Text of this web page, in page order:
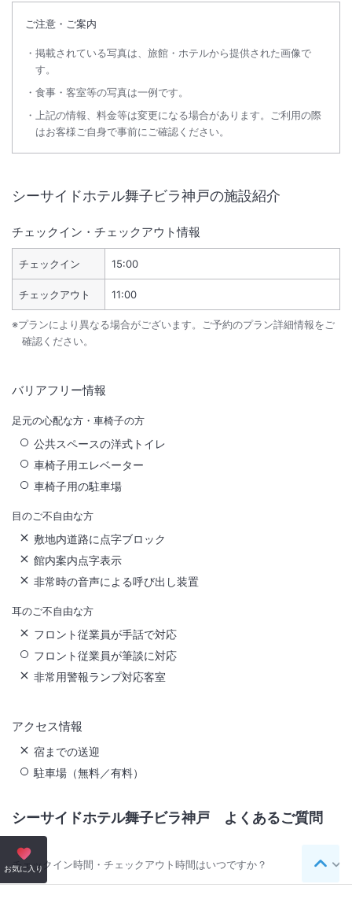
ご注意・ご案内
掲載されている写真は、旅館・ホテルから提供された画像で
す。
食事・客室等の写真は一例です。
上記の情報、料金等は変更になる場合があります。ご利用の際
はお客様ご自身で事前にご確認ください。
シーサイドホテル舞子ビラ神戸の施設紹介
チェックイン・チェックアウト情報
チェックイン 15:00
チェックアウト 11:00
※プランにより異なる場合がございます。ご予約のプラン詳細情報をご
確認ください。
バリアフリー情報
足元の心配な方・車椅子の方
公共スペースの洋式トイレ
車椅子用エレベーター
車椅子用の駐車場
目のご不自由な方
敷地内道路に点字ブロック
館内案内点字表示
非常時の音声による呼び出し装置
耳のご不自由な方
フロント従業員が手話で対応
フロント従業員が筆談に対応
非常用警報ランプ対応客室
アクセス情報
宿までの送迎
駐車場（無料／有料）
お気に入り ペー
シーサイドホテル舞子ビラ神戸 よくあるご質問
チェックイン時間・チェックアウト時間はいつですか？